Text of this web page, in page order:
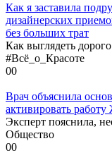
Как я заставила
дизайнерских
без больших трат
Как выглядеть
#Всё_о_Красоте
00
Врач объяснила
активировать
Эксперт пояснила,
Общество
00